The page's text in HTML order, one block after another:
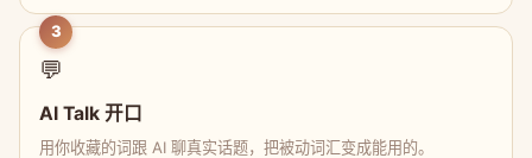
3
💬
AI Talk 开口
用你收藏的词跟 AI 聊真实话题，把被动词汇变成能用的。